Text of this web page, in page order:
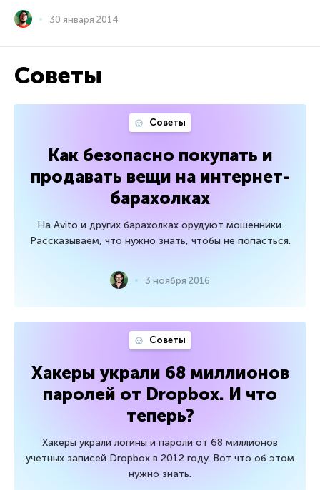
30 января 2014
Советы
Советы
Как безопасно покупать и
продавать вещи на интернет-
барахолках
На Avito и других барахолках орудуют мошенники.
Рассказываем, что нужно знать, чтобы не попасться.
3 ноября 2016
Советы
Хакеры украли 68 миллионов
паролей от Dropbox. И что
теперь?
Хакеры украли логины и пароли от 68 миллионов
учетных записей Dropbox в 2012 году. Вот что об этом
нужно знать.